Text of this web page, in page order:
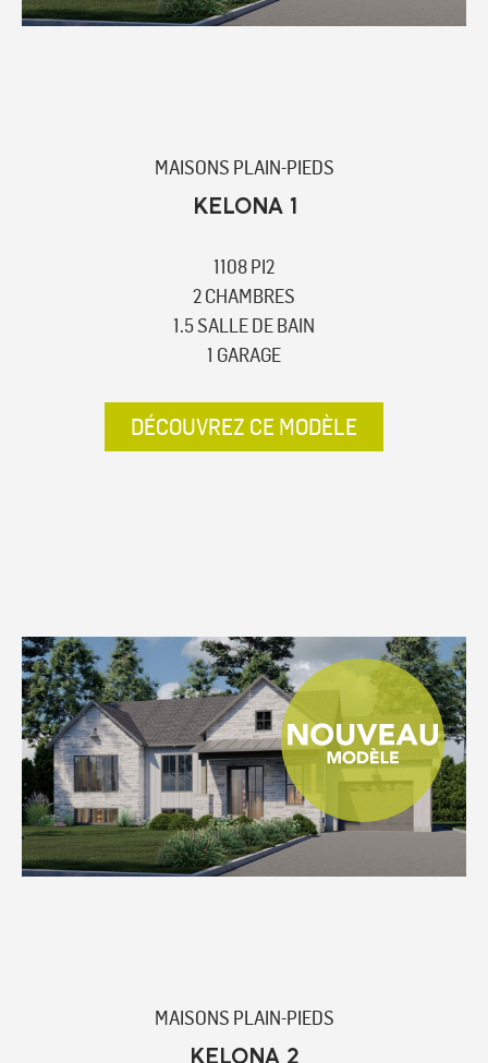
MAISONS PLAIN-PIEDS
KELONA 1
1108 PI2
2 CHAMBRES
1.5 SALLE DE BAIN
1 GARAGE
DÉCOUVREZ CE MODÈLE
MAISONS PLAIN-PIEDS
KELONA 2